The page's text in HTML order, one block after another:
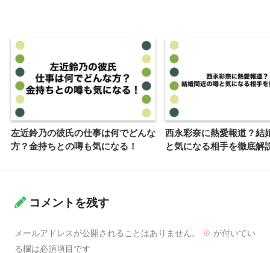
左近鈴乃の彼氏の仕事は何でどんな
方？金持ちとの噂も気になる！
西永彩奈に熱愛報道？結
と気になる相手を徹底解
コメントを残す
メールアドレスが公開されることはありません。 ※ が付いてい
る欄は必須項目です